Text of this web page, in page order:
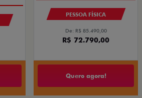
PESSOA FÍSICA
De: R$ 85.490,00
R$ 72.790,00
Quero agora!